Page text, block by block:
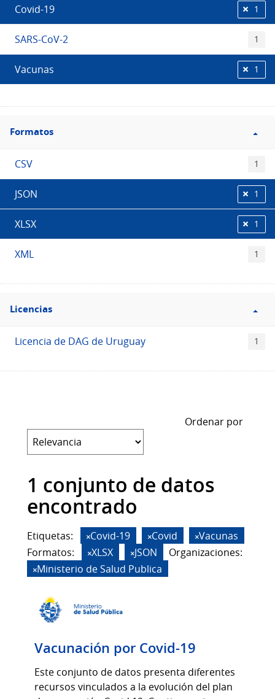
Covid-19 1
SARS-CoV-2 1
Vacunas 1
Filtro
Formatos
Formatos
CSV 1
JSON 1
XLSX 1
XML 1
Filtro
Licencias
Licencias
Licencia de DAG de Uruguay 1
Ordenar por
1 conjunto de datos
encontrado
Etiquetas: Covid-19 Covid
Vacunas
Formatos:
XLSX JSON
Organizaciones:
Ministerio de Salud Publica
Vacunación por Covid-19
Este conjunto de datos presenta diferentes
recursos vinculados a la evolución del plan